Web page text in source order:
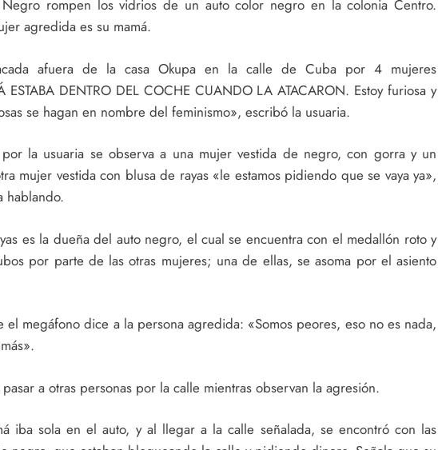
rompen los vidrios de un auto color negro en la colonia Centro.
agredida es su mamá.
afuera de la casa Okupa en la calle de Cuba por 4 mujeres
DENTRO DEL COCHE CUANDO LA ATACARON. Estoy furiosa y
se hagan en nombre del feminismo», escribó la usuaria.
la usuaria se observa a una mujer vestida de negro, con gorra y un
mujer vestida con blusa de rayas «le estamos pidiendo que se vaya ya»,
hablando.
es la dueña del auto negro, el cual se encuentra con el medallón roto y
por parte de las otras mujeres; una de ellas, se asoma por el asiento
el megáfono dice a la persona agredida: «Somos peores, eso no es nada,
a otras personas por la calle mientras observan la agresión.
iba sola en el auto, y al llegar a la calle señalada, se encontró con las